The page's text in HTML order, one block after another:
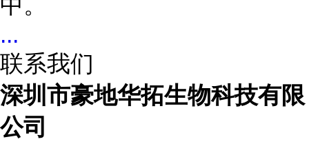
...
联系我们
深圳市豪地华拓生物科技有限
公司